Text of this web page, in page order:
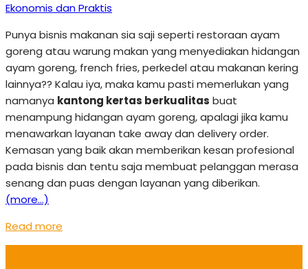
Ekonomis dan Praktis
Punya bisnis makanan sia saji seperti restoraan ayam
goreng atau warung makan yang menyediakan hidangan
ayam goreng, french fries, perkedel atau makanan kering
lainnya?? Kalau iya, maka kamu pasti memerlukan yang
namanya kantong kertas berkualitas buat
menampung hidangan ayam goreng, apalagi jika kamu
menawarkan layanan take away dan delivery order.
Kemasan yang baik akan memberikan kesan profesional
pada bisnis dan tentu saja membuat pelanggan merasa
senang dan puas dengan layanan yang diberikan.
(more…)
Read more